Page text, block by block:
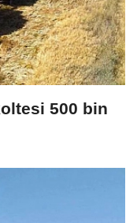
500 bin